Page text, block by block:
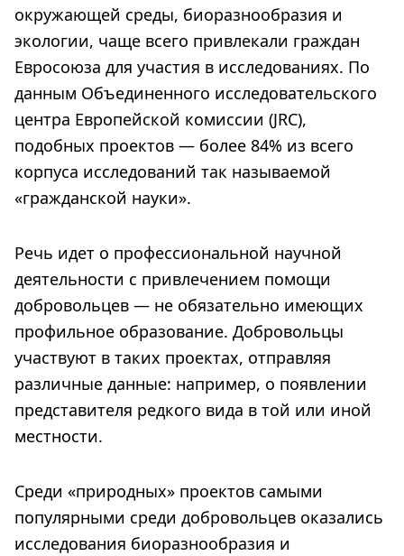
окружающей среды, биоразнообразия и
экологии, чаще всего привлекали граждан
Евросоюза для участия в исследованиях. По
данным Объединенного исследовательского
центра Европейской комиссии (JRC),
подобных проектов — более 84% из всего
корпуса исследований так называемой
«гражданской науки».
Речь идет о профессиональной научной
деятельности с привлечением помощи
добровольцев — не обязательно имеющих
профильное образование. Добровольцы
участвуют в таких проектах, отправляя
различные данные: например, о появлении
представителя редкого вида в той или иной
местности.
Среди «природных» проектов самыми
популярными среди добровольцев оказались
исследования биоразнообразия и